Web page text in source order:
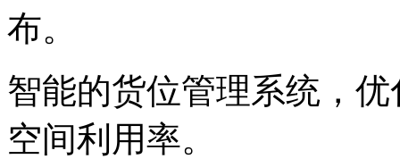
布。
智能的货位管理系统，
空间利用率。